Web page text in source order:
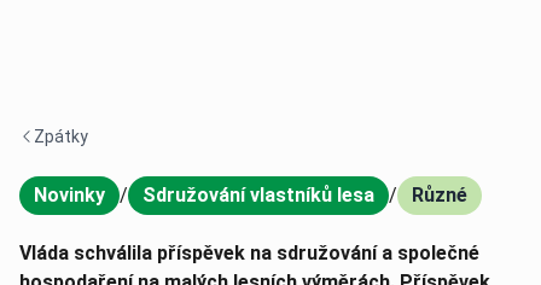
Navigace zpět -
Zpátky
Novinky
,
/ Sdružování vlastníků lesa
,
/ Různé
Vláda schválila příspěvek na sdružování a společné